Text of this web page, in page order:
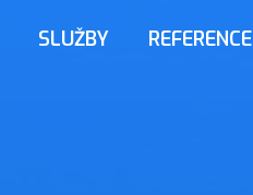
SLUŽBY REFERENCE